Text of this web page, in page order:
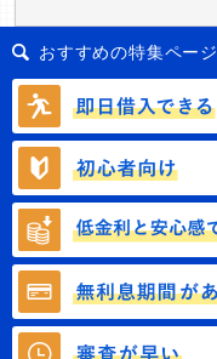
おすすめの特集ページ